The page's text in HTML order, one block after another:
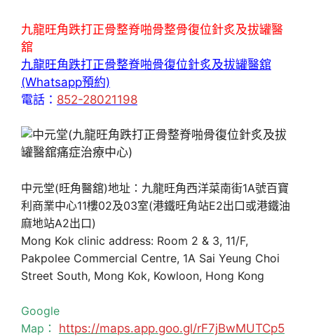
九龍旺角跌打正骨整脊啪骨整骨復位針炙及拔罐醫
舘
九龍旺角跌打正骨整脊啪骨復位針炙及拔罐醫舘
(Whatsapp預約)
電話： 852-28021198
中元堂(旺角醫舘)地址：九龍旺角西洋菜南街1A號百寶
利商業中心11樓02及03室(港鐵旺角站E2出口或港鐵油
麻地站A2出口)
Mong Kok clinic address: Room 2 & 3, 11/F,
Pakpolee Commercial Centre, 1A Sai Yeung Choi
Street South, Mong Kok, Kowloon, Hong Kong
Google
Map： https://maps.app.goo.gl/rF7jBwMUTCp5